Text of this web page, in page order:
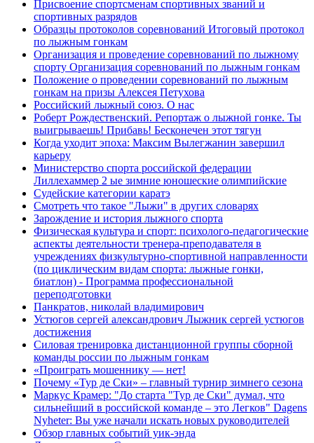
Присвоение спортсменам спортивных званий и
спортивных разрядов
Образцы протоколов соревнований Итоговый протокол
по лыжным гонкам
Организация и проведение соревнований по лыжному
спорту Организация соревнований по лыжным гонкам
Положение о проведении соревнований по лыжным
гонкам на призы Алексея Петухова
Российский лыжный союз. О нас
Роберт Рождественский. Репортаж о лыжной гонке. Ты
выигрываешь! Прибавь! Бесконечен этот тягун
Когда уходит эпоха: Максим Вылегжанин завершил
карьеру
Министерство спорта российской федерации
Лиллехаммер 2 ые зимние юношеские олимпийские
Судейские категории каратэ
Смотреть что такое "Лыжи" в других словарях
Зарождение и история лыжного спорта
Физическая культура и спорт: психолого-педагогические
аспекты деятельности тренера-преподавателя в
учреждениях физкультурно-спортивной направленности
(по циклическим видам спорта: лыжные гонки,
биатлон) - Программа профессиональной
переподготовки
Панкратов, николай владимирович
Устюгов сергей александрович Лыжник сергей устюгов
достижения
Силовая тренировка дистанционной группы сборной
команды россии по лыжным гонкам
«Проиграть мошеннику — нет!
Почему «Тур де Ски» – главный турнир зимнего сезона
Маркус Крамер: "До старта "Тур де Ски" думал, что
сильнейший в российской команде – это Легков" Dagens
Nyheter: Вы уже начали искать новых руководителей
Обзор главных событий уик-энда